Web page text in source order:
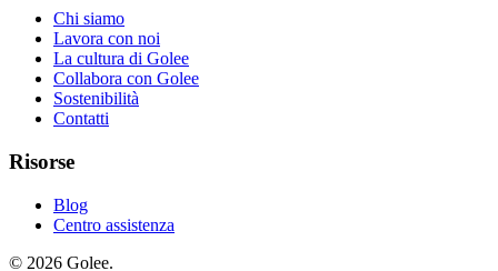
Chi siamo
Lavora con noi
La cultura di Golee
Collabora con Golee
Sostenibilità
Contatti
Risorse
Blog
Centro assistenza
© 2026 Golee.